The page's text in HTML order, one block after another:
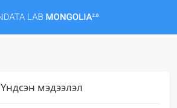
Үндсэн мэдээлэл